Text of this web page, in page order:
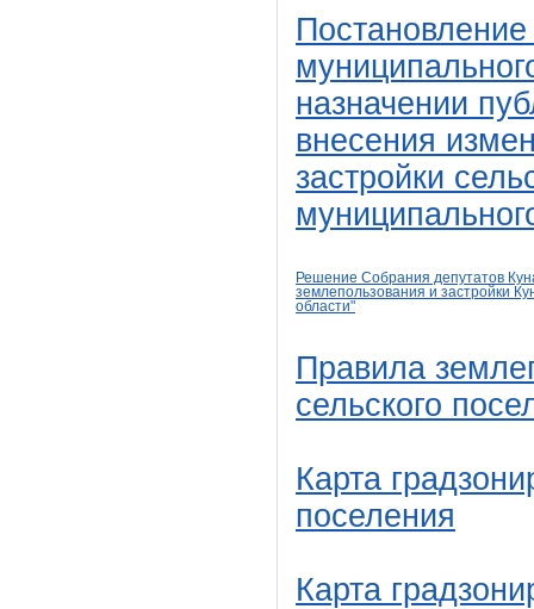
назначении
внесения
застройки
Решение Собрания депутатов
землепользования и застройки
области"
Правила
сельского
Карта
поселения
Карта